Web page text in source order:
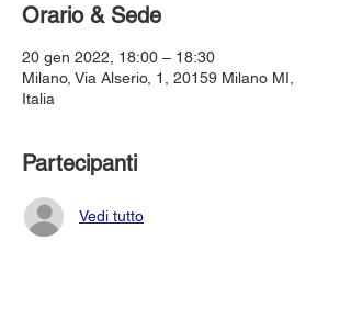
Orario & Sede
20 gen 2022, 18:00 – 18:30
Milano, Via Alserio, 1, 20159 Milano MI,
Italia
Partecipanti
Vedi tutto